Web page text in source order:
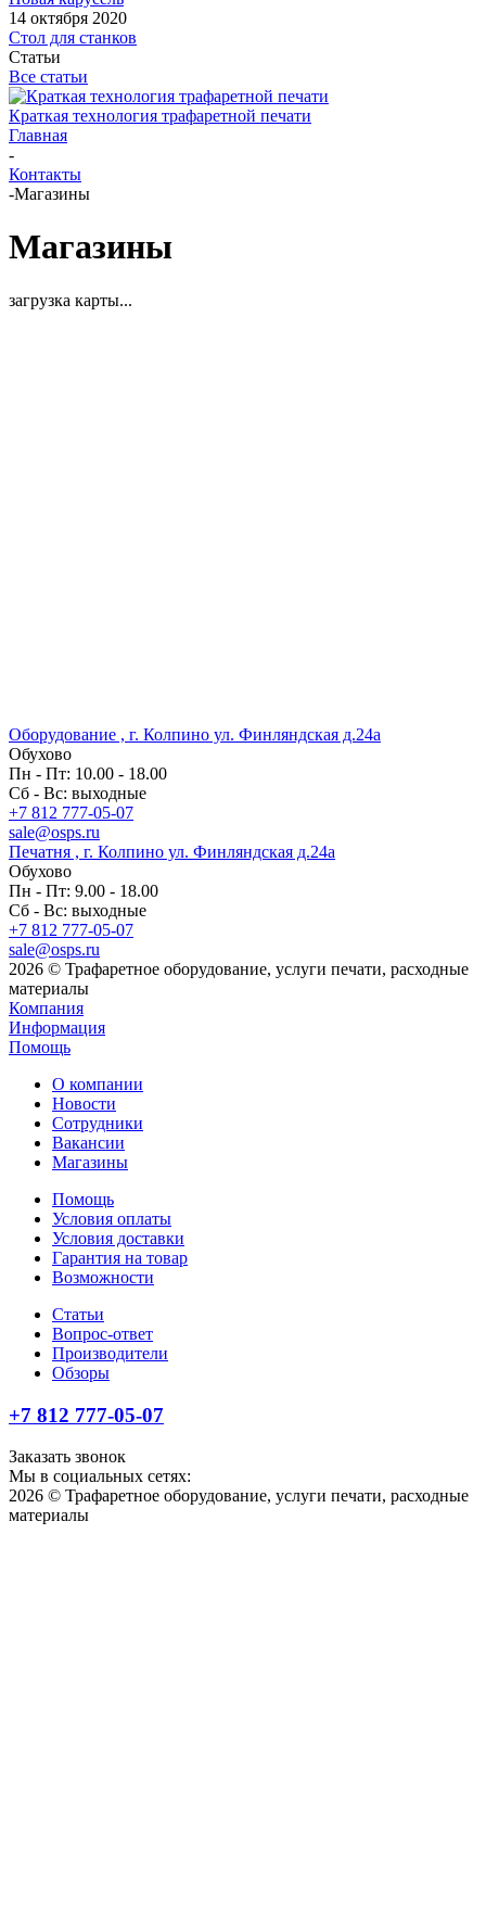
14 октября 2020
Стол для станков
Статьи
Все статьи
Краткая технология трафаретной печати
Главная
-
Контакты
-Магазины
Магазины
загрузка карты...
Оборудование , г. Колпино ул. Финляндская д.24а
Обухово
Пн - Пт: 10.00 - 18.00
Сб - Вс: выходные
+7 812 777-05-07
sale@osps.ru
Печатня , г. Колпино ул. Финляндская д.24а
Обухово
Пн - Пт: 9.00 - 18.00
Сб - Вс: выходные
+7 812 777-05-07
sale@osps.ru
2026 © Трафаретное оборудование, услуги печати, расходные
материалы
Компания
Информация
Помощь
О компании
Новости
Сотрудники
Вакансии
Магазины
Помощь
Условия оплаты
Условия доставки
Гарантия на товар
Возможности
Статьи
Вопрос-ответ
Производители
Обзоры
+7 812 777-05-07
Заказать звонок
Мы в социальных сетях:
2026 © Трафаретное оборудование, услуги печати, расходные
материалы